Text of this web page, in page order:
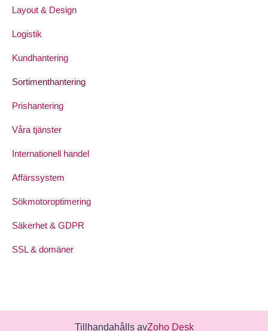
Layout & Design
Logistik
Kundhantering
Sortimenthantering
Prishantering
Våra tjänster
Internationell handel
Affärssystem
Sökmotoroptimering
Säkerhet & GDPR
SSL & domäner
Tillhandahålls avZoho Desk